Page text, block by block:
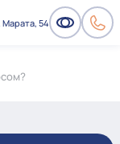
Марата, 54